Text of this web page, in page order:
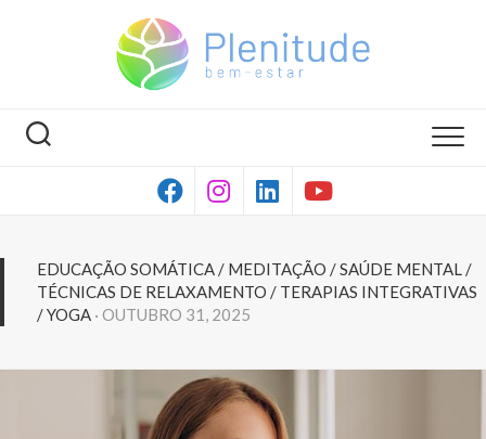
EDUCAÇÃO SOMÁTICA / MEDITAÇÃO /SAÚDE MENTAL /
TÉCNICAS DE RELAXAMENTO / TERAPIAS INTEGRATIVAS
/YOGA · OUTUBRO 31, 2025